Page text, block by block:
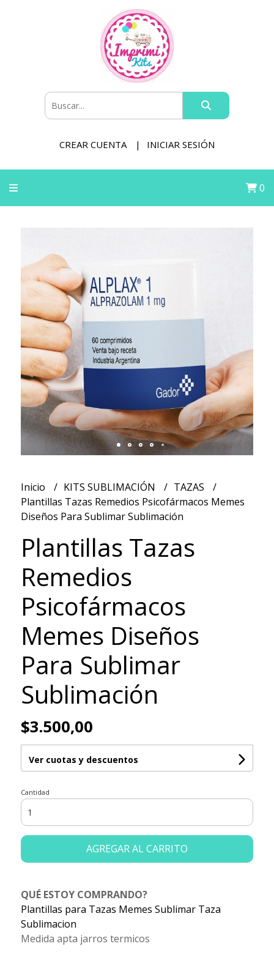
CREAR CUENTA INICIAR SESIÓN
0
Inicio KITS SUBLIMACIÓN
TAZAS
Plantillas Tazas Remedios Psicofármacos Memes
Diseños Para Sublimar Sublimación
Plantillas Tazas
Remedios
Psicofármacos
Memes Diseños
Para Sublimar
Sublimación
$3.500,00
Ver cuotas y descuentos
Cantidad
AGREGAR AL CARRITO
QUÉ ESTOY COMPRANDO?
Plantillas para Tazas Memes Sublimar Taza
Sublimacion
Medida apta jarros termicos